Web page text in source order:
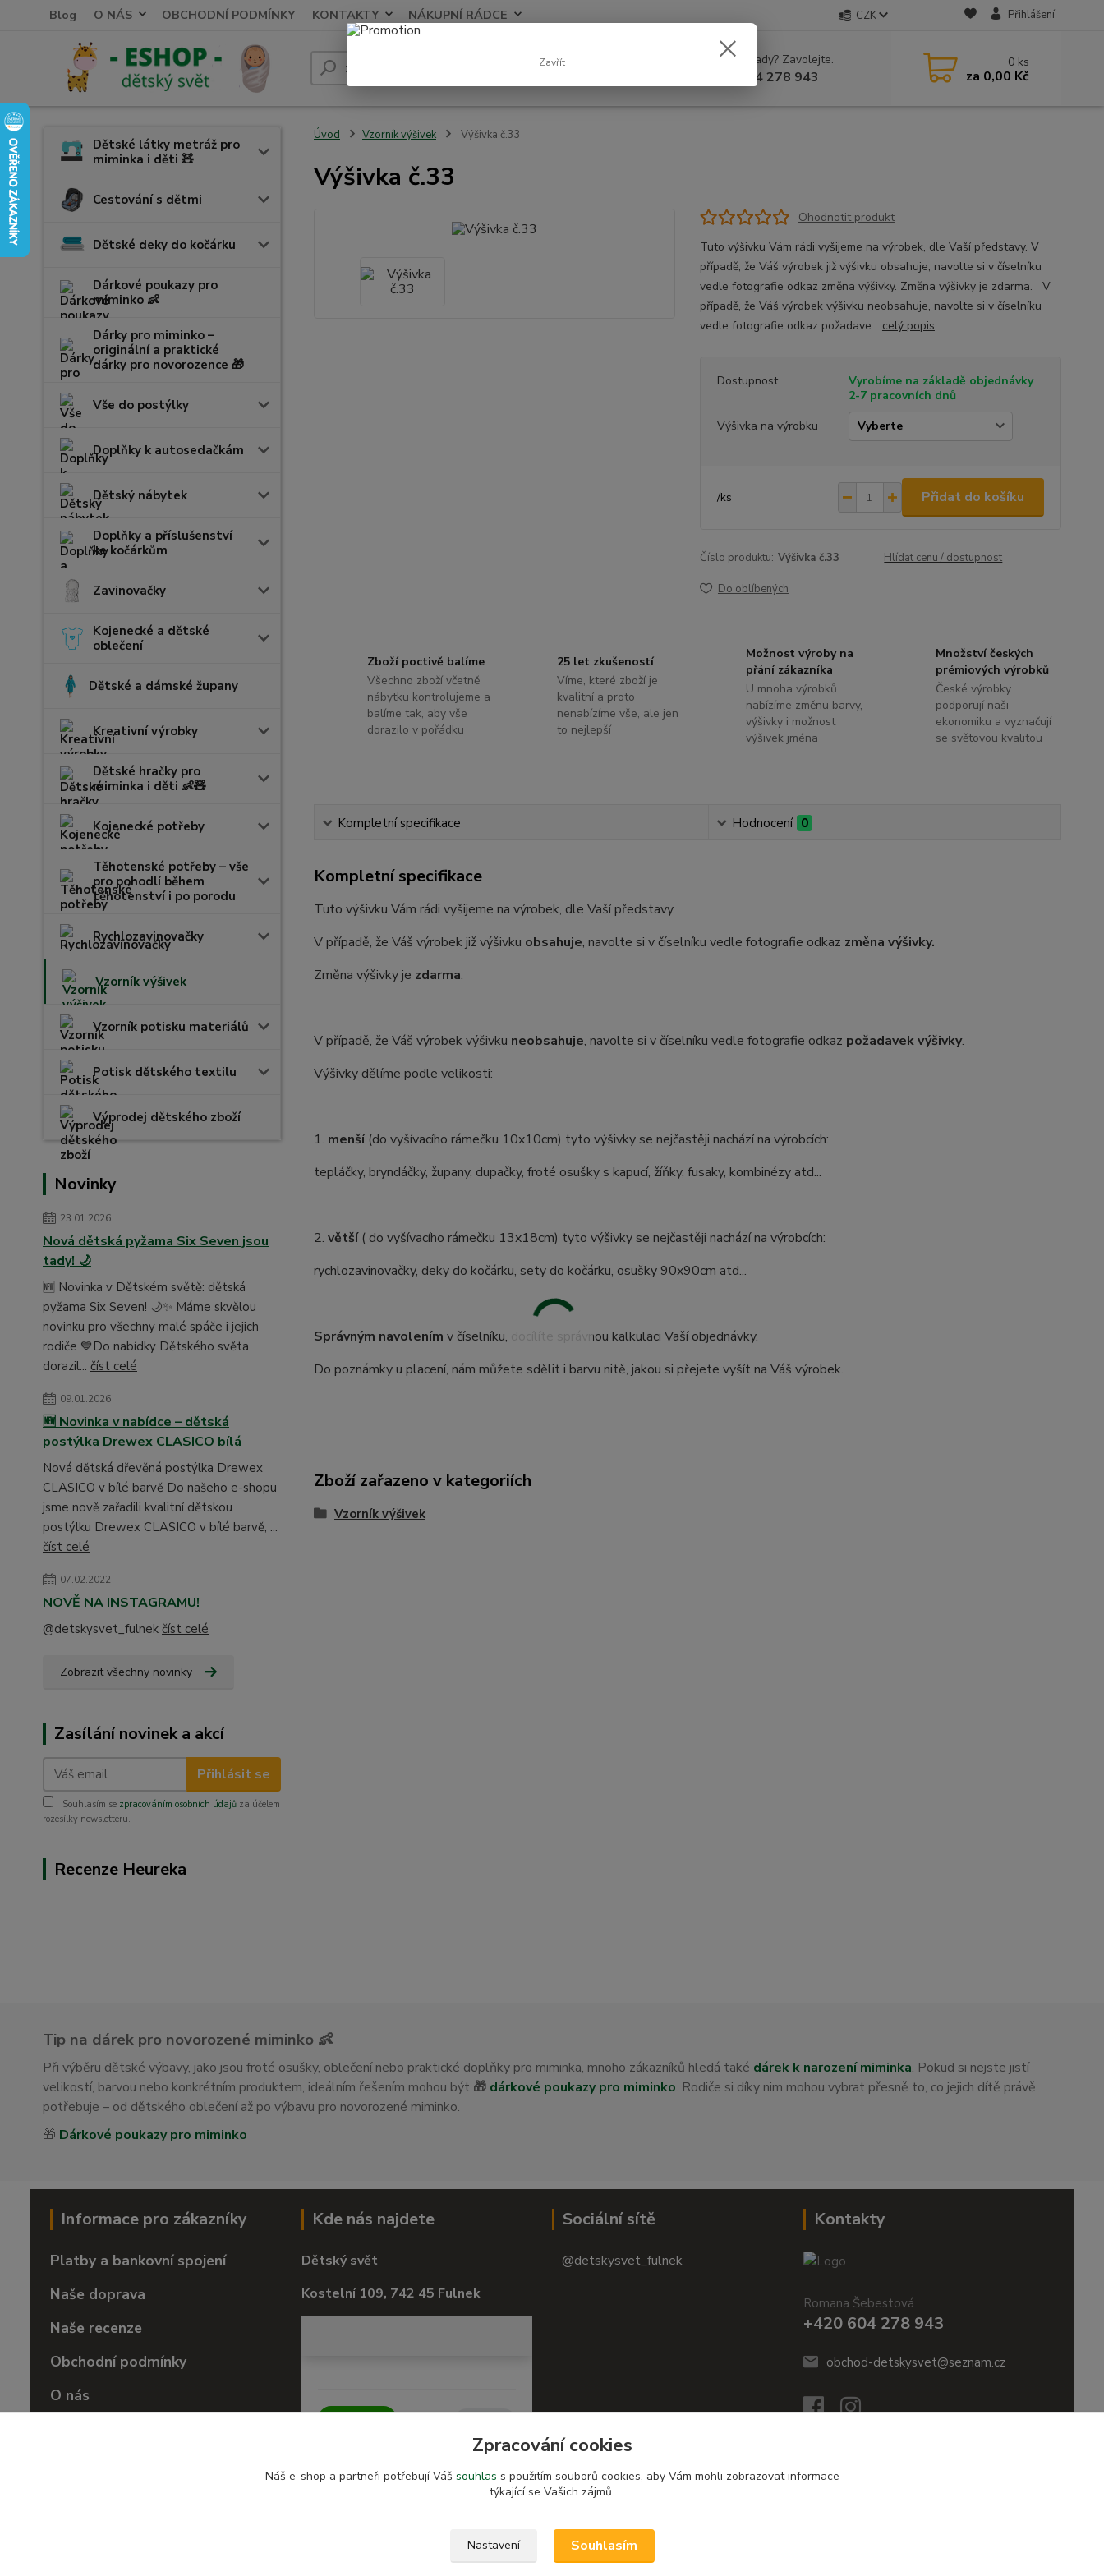
Blog O NÁS OBCHODNÍ PODMÍNKY KONTAKTY NÁKUPNÍ RÁDCE CZK Přihlášení
Hledat Nevíte si rady? Zavolejte.
+420 604 278 943
0 ks
za 0,00 Kč
Dětské látky metráž pro
miminka i děti 🧸
Cestování s dětmi
Dětské deky do kočárku
Dárkové poukazy pro
miminko 👶
Dárky pro miminko –
originální a praktické
dárky pro novorozence 🎁
Vše do postýlky
Doplňky k autosedačkám
Dětský nábytek
Doplňky a příslušenství
ke kočárkům
Zavinovačky
Kojenecké a dětské
oblečení
Dětské a dámské župany
Kreativní výrobky
Dětské hračky pro
miminka i děti 👶🧸
Kojenecké potřeby
Těhotenské potřeby – vše
pro pohodlí během
těhotenství i po porodu
Rychlozavinovačky
Vzorník výšivek
Vzorník potisku materiálů
Potisk dětského textilu
Výprodej dětského zboží
Novinky
23.01.2026
Nová dětská pyžama Six Seven jsou
tady! 🌙
🆕 Novinka v Dětském světě: dětská
pyžama Six Seven! 🌙✨ Máme skvělou
novinku pro všechny malé spáče i jejich
rodiče 💙Do nabídky Dětského světa
dorazil... číst celé
09.01.2026
🆕 Novinka v nabídce – dětská
postýlka Drewex CLASICO bílá
Nová dětská dřevěná postýlka Drewex
CLASICO v bílé barvě Do našeho e-shopu
jsme nově zařadili kvalitní dětskou
postýlku Drewex CLASICO v bílé barvě, ...
číst celé
07.02.2022
NOVĚ NA INSTAGRAMU!
@detskysvet_fulnek číst celé
Zobrazit všechny novinky
Zasílání novinek a akcí
Přihlásit se
Souhlasím se zpracováním osobních údajů za účelem
rozesílky newsletteru.
Recenze Heureka
Úvod Vzorník výšivek Výšivka č.33
Výšivka č.33
Ohodnotit produkt
Tuto výšivku Vám rádi vyšijeme na výrobek, dle Vaší představy. V
případě, že Váš výrobek již výšivku obsahuje, navolte si v číselníku
vedle fotografie odkaz změna výšivky. Změna výšivky je zdarma. V
případě, že Váš výrobek výšivku neobsahuje, navolte si v číselníku
vedle fotografie odkaz požadave... celý popis
Dostupnost
Vyrobíme na základě objednávky
2-7 pracovních dnů
Výšivka na výrobku
/ks Přidat do košíku
Číslo produktu: Výšivka č.33 Hlídat cenu / dostupnost
Do oblíbených
Zboží poctivě balíme
Všechno zboží včetně
nábytku kontrolujeme a
balíme tak, aby vše
dorazilo v pořádku
25 let zkušeností
Víme, které zboží je
kvalitní a proto
nenabízíme vše, ale jen
to nejlepší
Možnost výroby na
přání zákazníka
U mnoha výrobků
nabízíme změnu barvy,
výšivky i možnost
výšivek jména
Množství českých
prémiových výrobků
České výrobky
podporují naši
ekonomiku a vyznačují
se světovou kvalitou
Kompletní specifikace Hodnocení 0
Kompletní specifikace
Tuto výšivku Vám rádi vyšijeme na výrobek, dle Vaší představy.
V případě, že Váš výrobek již výšivku obsahuje, navolte si v číselníku vedle fotografie odkaz změna výšivky.
Změna výšivky je zdarma.
V případě, že Váš výrobek výšivku neobsahuje, navolte si v číselníku vedle fotografie odkaz požadavek výšivky.
Výšivky dělíme podle velikosti:
1. menší(do vyšívacího rámečku 10x10cm) tyto výšivky se nejčastěji nachází na výrobcích:
tepláčky, bryndáčky, župany, dupačky, froté osušky s kapucí, žíňky, fusaky, kombinézy atd...
2. větší( do vyšívacího rámečku 13x18cm) tyto výšivky se nejčastěji nachází na výrobcích:
rychlozavinovačky, deky do kočárku, sety do kočárku, osušky 90x90cm atd...
Správným navolením v číselníku, docílíte správnou kalkulaci Vaší objednávky.
Do poznámky u placení, nám můžete sdělit i barvu nitě, jakou si přejete vyšít na Váš výrobek.
Zboží zařazeno v kategoriích
Vzorník výšivek
Tip na dárek pro novorozené miminko 👶
Při výběru dětské výbavy, jako jsou froté osušky, oblečení nebo praktické doplňky pro miminka, mnoho zákazníků hledá také dárek k narození miminka. Pokud si nejste jistí
velikostí, barvou nebo konkrétním produktem, ideálním řešením mohou být 🎁 dárkové poukazy pro miminko. Rodiče si díky nim mohou vybrat přesně to, co jejich dítě právě
potřebuje – od dětského oblečení až po výbavu pro novorozené miminko.
🎁 Dárkové poukazy pro miminko
Informace pro zákazníky
Platby a bankovní spojení
Naše doprava
Naše recenze
Obchodní podmínky
O nás
Kde nás najdete
Dětský svět
Kostelní 109, 742 45 Fulnek
Sociální sítě
@detskysvet_fulnek
Kontakty
Romana Šebestová
+420 604 278 943
obchod-detskysvet@seznam.cz
Zavřít
Zpracování cookies
Náš e-shop a partneři potřebují Váš souhlas s použitím souborů cookies, aby Vám mohli zobrazovat informace
týkající se Vašich zájmů.
Nastavení Souhlasím